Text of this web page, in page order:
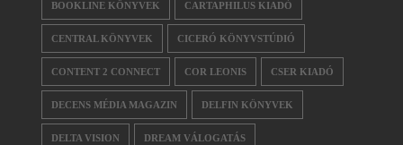
BOOKLINE KÖNYVEK CARTAPHILUS KIADÓ
CENTRAL KÖNYVEK CICERÓ KÖNYVSTÚDIÓ
CONTENT 2 CONNECT COR LEONIS CSER KIADÓ
DECENS MÉDIA MAGAZIN DELFIN KÖNYVEK
DELTA VISION DREAM VÁLOGATÁS